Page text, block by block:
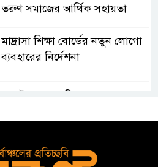
তরুণ সমাজের আর্থিক সহায়তা
মাদ্রাসা শিক্ষা বোর্ডের নতুন লোগো
ব্যবহারের নির্দেশনা
কুলাউড়ার ভাটেরা স্টেশন বাজারে